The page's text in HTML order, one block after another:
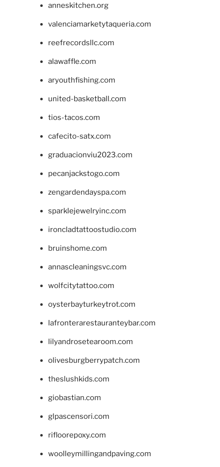
anneskitchen.org
valenciamarketytaqueria.com
reefrecordsllc.com
alawaffle.com
aryouthfishing.com
united-basketball.com
tios-tacos.com
cafecito-satx.com
graduacionviu2023.com
pecanjackstogo.com
zengardendayspa.com
sparklejewelryinc.com
ironcladtattoostudio.com
bruinshome.com
annascleaningsvc.com
wolfcitytattoo.com
oysterbayturkeytrot.com
lafronterarestauranteybar.com
lilyandrosetearoom.com
olivesburgberrypatch.com
theslushkids.com
giobastian.com
glpascensori.com
rifloorepoxy.com
woolleymillingandpaving.com